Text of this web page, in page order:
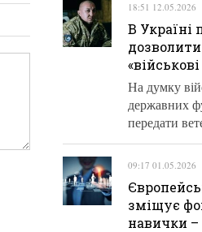
18:51 12.05.2026
В Україні
На думку
державних
передати
09:17 01.05.2026
зміщує
навички